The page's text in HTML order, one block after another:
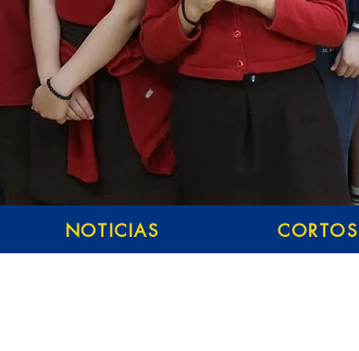
NOTICIAS CORTOS